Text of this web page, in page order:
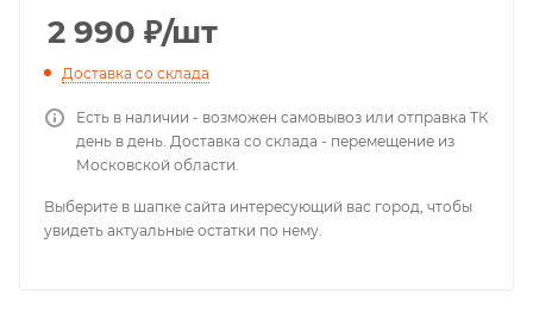
2 990 ₽/шт
Доставка со склада
Есть в наличии - возможен самовывоз или отправка ТК
день в день. Доставка со склада - перемещение из
Московской области.
Выберите в шапке сайта интересующий вас город, чтобы
увидеть актуальные остатки по нему.